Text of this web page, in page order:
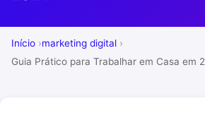
Início
marketing digital
Guia Prático para Trabalhar em Casa em